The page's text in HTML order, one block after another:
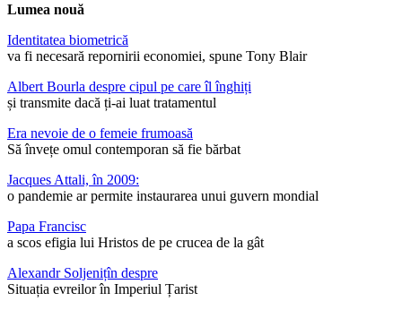
Lumea nouă
Identitatea biometrică
va fi necesară repornirii economiei, spune Tony Blair
Albert Bourla despre cipul pe care îl înghiți
și transmite dacă ți-ai luat tratamentul
Era nevoie de o femeie frumoasă
Să învețe omul contemporan să fie bărbat
Jacques Attali, în 2009:
o pandemie ar permite instaurarea unui guvern mondial
Papa Francisc
a scos efigia lui Hristos de pe crucea de la gât
Alexandr Soljenițîn despre
Situația evreilor în Imperiul Țarist